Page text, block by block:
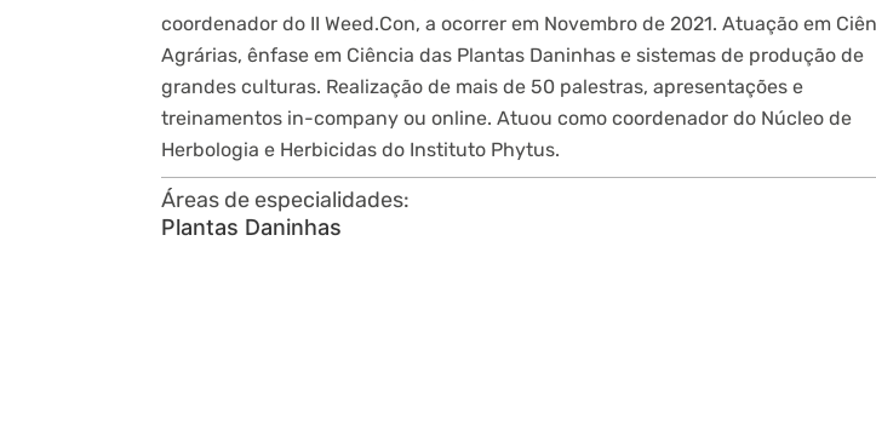
coordenador do II Weed.Con, a ocorrer em Novembro de 2021. Atuação em
Agrárias, ênfase em Ciência das Plantas Daninhas e sistemas de produção de
grandes culturas. Realização de mais de 50 palestras, apresentações e
treinamentos in-company ou online. Atuou como coordenador do Núcleo de
Herbologia e Herbicidas do Instituto Phytus.
Áreas de especialidades:
Plantas Daninhas